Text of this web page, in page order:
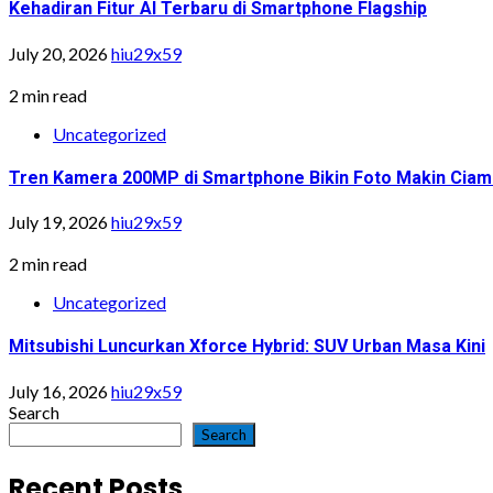
Kehadiran Fitur AI Terbaru di Smartphone Flagship
July 20, 2026hiu29x59
2 min read
Uncategorized
Tren Kamera 200MP di Smartphone Bikin Foto Makin
July 19, 2026hiu29x59
2 min read
Uncategorized
Mitsubishi Luncurkan Xforce Hybrid: SUV Urban Masa Kini
July 16, 2026hiu29x59
Search
Search